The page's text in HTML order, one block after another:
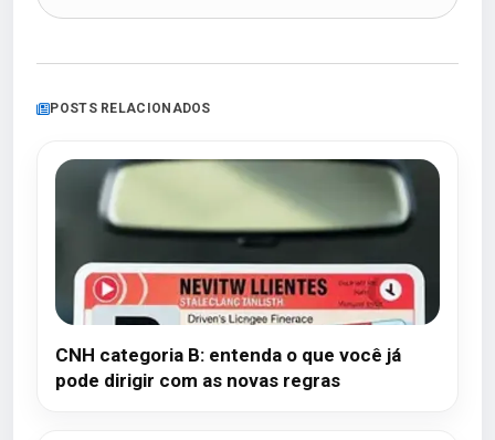
POSTS RELACIONADOS
CNH categoria B: entenda o que você já
pode dirigir com as novas regras